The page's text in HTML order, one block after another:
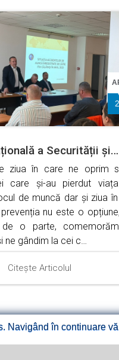
a Securității și…
ziua în care ne oprim
care și-au pierdut
de muncă dar și ziua
nu este o
o parte,
ne gândim la cei c…
Citește Articolul
Navigând în continuare